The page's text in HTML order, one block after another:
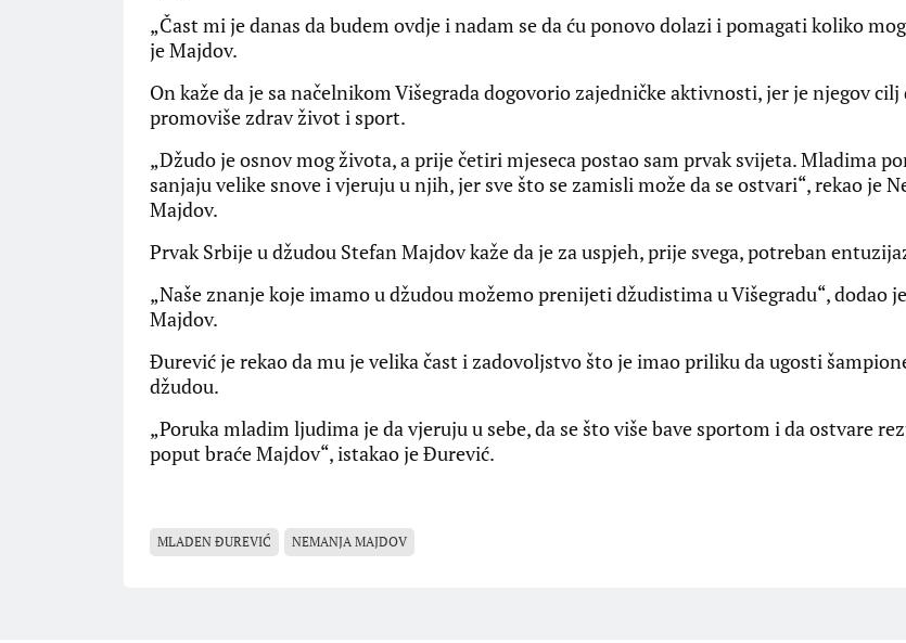
„Čast mi je danas da budem ovdje i nadam se da ću ponovo dolazi i pomagati koliko
je Majdov.
On kaže da je sa načelnikom Višegrada dogovorio zajedničke aktivnosti, jer je njegov cilj
promoviše zdrav život i sport.
„Džudo je osnov mog života, a prije četiri mjeseca postao sam prvak svijeta. Mladima
sanjaju velike snove i vjeruju u njih, jer sve što se zamisli može da se ostvari“, rekao je
Majdov.
Prvak Srbije u džudou Stefan Majdov kaže da je za uspjeh, prije svega, potreban
„Naše znanje koje imamo u džudou možemo prenijeti džudistima u Višegradu“, dodao
Majdov.
Đurević je rekao da mu je velika čast i zadovoljstvo što je imao priliku da ugosti
džudou.
„Poruka mladim ljudima je da vjeruju u sebe, da se što više bave sportom i da ostvare
poput braće Majdov“, istakao je Đurević.
MLADEN ĐUREVIĆ NEMANJA MAJDOV